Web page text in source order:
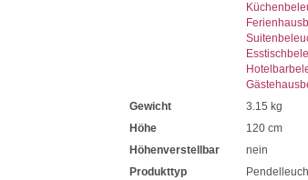
Gewicht
3.15 kg
Höhe
120 cm
Höhenverstellbar
nein
Produkttyp